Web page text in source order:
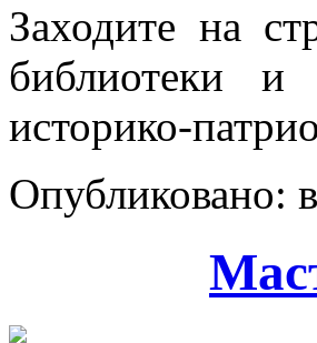
Заходите на
библиотеки и
историко-
Опубликовано: